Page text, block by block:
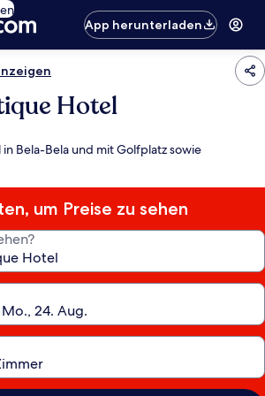
App herunterladen
Hotel
Bela-Bela und mit Golfplatz sowie
um Preise zu sehen